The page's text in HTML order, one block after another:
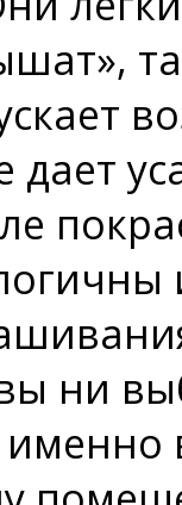
ни